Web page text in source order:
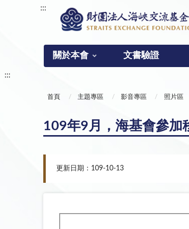
:::
關於本會 文書驗證
:::
首頁 主題專區 影音專區 照片區
109年9月，海基會參加
更新日期：109-10-13